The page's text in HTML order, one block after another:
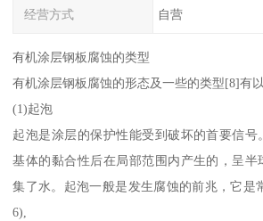
经营方式 自营
有机涂层钢板腐蚀的类型
有机涂层钢板腐蚀的形态及一些的类型[8]有以
(1)起泡
起泡是涂层的保护性能受到破坏的首要信
基体的黏合性后在局部范围内产生的，呈半
集了水。起泡一般是发生腐蚀的前兆，它是
6),